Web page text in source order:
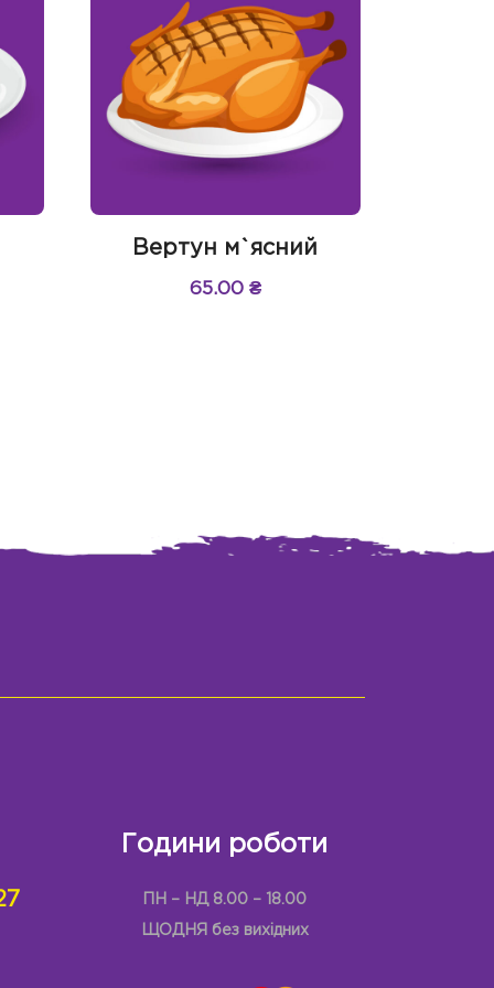
Вертун м`ясний
65.00 ₴
Години роботи
ПН – НД 8.00 – 18.00
ЩОДНЯ без вихідних